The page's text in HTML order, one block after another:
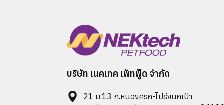
บริษัท เนคเทค เพ็ทฟู๊ด จำกัด
21 ม.13 ถ.หนองครก-โปร่งนกเป้า